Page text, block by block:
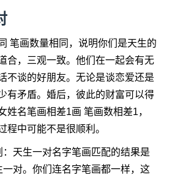
笔画数量相同，说明你们是天生的
合，三观一致。他们在一起会有无
不谈的好朋友。无论是谈恋爱还是
有矛盾。婚后，彼此的财富可以得
姓名笔画相差1画 笔画数相差1，
程中可能不是很顺利。
天生一对名字笔画匹配的结果是
对。你们连名字笔画都一样，这